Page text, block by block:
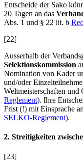
Entscheide der Sako
20 Tagen an das
Abs. 1 und § 22 lit. b
[22]
Ausserhalb der
Selektionskommission
Nomination von Kader
und/oder
Weltmeisterschaften
Reglement). Ihre
Frist (!) mit Einsprache
SELKO-Reglement).
2. Streitigkeiten
[23]